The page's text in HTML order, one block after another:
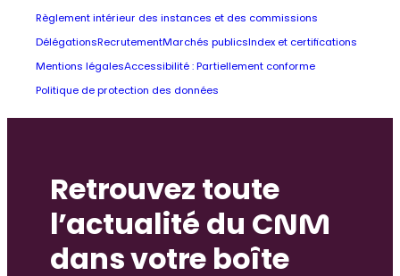
Règlement intérieur des instances et des commissions
Délégations RecrutementMarchés publics Index et certifications
Mentions légalesAccessibilité : Partiellement conforme
Politique de protection des données
Retrouvez toute
l’actualité du CNM
dans votre boîte